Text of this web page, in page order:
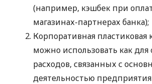
(например, кэшбек при
магазинах-партнерах банка);
Корпоративная пластиковая
можно использовать как для
расходов, связанных с
деятельностью предприятия